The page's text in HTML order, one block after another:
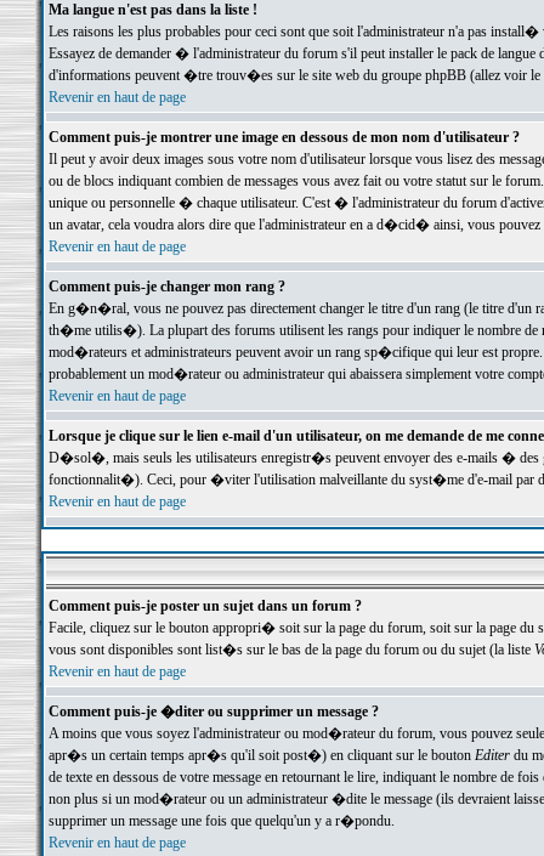
Ma langue n'est pas dans la liste !
Les raisons les plus probables pour ceci sont que soit l'administrateur n'a pas
Essayez de demander � l'administrateur du forum s'il peut installer le pack de
d'informations peuvent �tre trouv�es sur le site web du groupe phpBB (allez voir le
Revenir en haut de page
Comment puis-je montrer une image en dessous de mon nom d'utilisateur ?
Il peut y avoir deux images sous votre nom d'utilisateur lorsque vous lisez des
ou de blocs indiquant combien de messages vous avez fait ou votre statut sur le
unique ou personnelle � chaque utilisateur. C'est � l'administrateur du forum
un avatar, cela voudra alors dire que l'administrateur en a d�cid� ainsi, vous
Revenir en haut de page
Comment puis-je changer mon rang ?
En g�n�ral, vous ne pouvez pas directement changer le titre d'un rang (le titre d'un
th�me utilis�). La plupart des forums utilisent les rangs pour indiquer le nombre de
mod�rateurs et administrateurs peuvent avoir un rang sp�cifique qui leur est
probablement un mod�rateur ou administrateur qui abaissera simplement votre
Revenir en haut de page
Lorsque je clique sur le lien e-mail d'un utilisateur, on me demande de me
D�sol�, mais seuls les utilisateurs enregistr�s peuvent envoyer des e-mails �
fonctionnalit�). Ceci, pour �viter l'utilisation malveillante du syst�me d'e-mail par
Revenir en haut de page
Comment puis-je poster un sujet dans un forum ?
Facile, cliquez sur le bouton appropri� soit sur la page du forum, soit sur la page du
vous sont disponibles sont list�s sur le bas de la page du forum ou du sujet (la liste
Revenir en haut de page
Comment puis-je �diter ou supprimer un message ?
A moins que vous soyez l'administrateur ou mod�rateur du forum, vous pouvez
apr�s un certain temps apr�s qu'il soit post�) en cliquant sur le bouton Editerdu
de texte en dessous de votre message en retournant le lire, indiquant le nombre
non plus si un mod�rateur ou un administrateur �dite le message (ils devraient
supprimer un message une fois que quelqu'un y a r�pondu.
Revenir en haut de page